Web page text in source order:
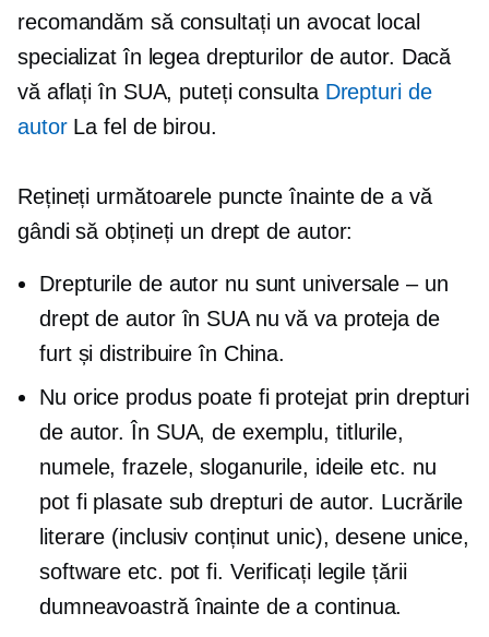
recomandăm să consultați un avocat local
specializat în legea drepturilor de autor. Dacă
vă aflați în SUA, puteți consulta Drepturi de
autorLa fel de birou.
Rețineți următoarele puncte înainte de a vă
gândi să obțineți un drept de autor:
Drepturile de autor nu sunt universale – un
drept de autor în SUA nu vă va proteja de
furt și distribuire în China.
Nu orice produs poate fi protejat prin drepturi
de autor. În SUA, de exemplu, titlurile,
numele, frazele, sloganurile, ideile etc. nu
pot fi plasate sub drepturi de autor. Lucrările
literare (inclusiv conținut unic), desene unice,
software etc. pot fi. Verificați legile țării
dumneavoastră înainte de a continua.